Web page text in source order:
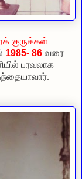
குருக்கள்
1985- 86 வரை
பரவலாக